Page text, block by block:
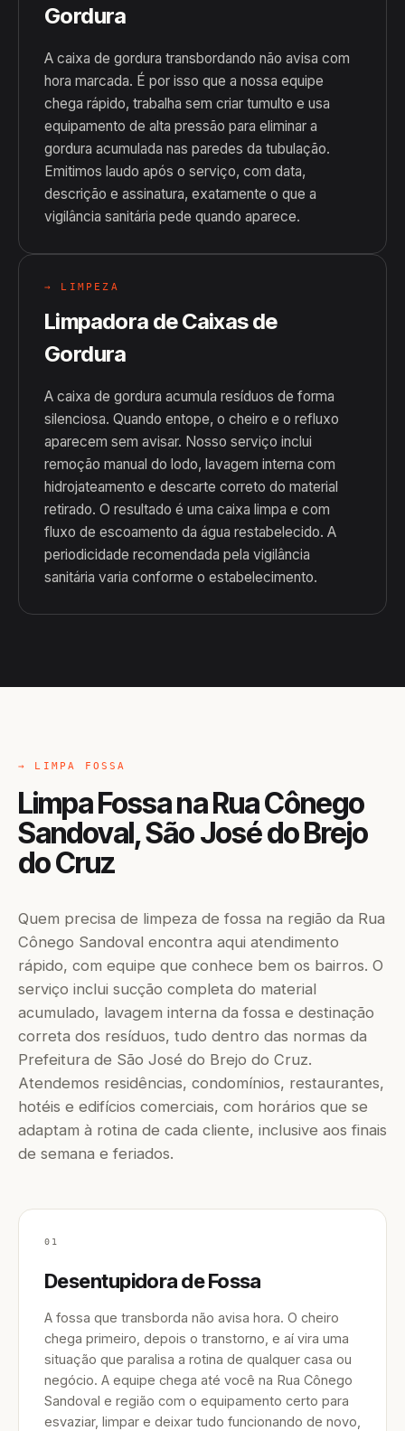
Gordura
A caixa de gordura transbordando não avisa com
hora marcada. É por isso que a nossa equipe
chega rápido, trabalha sem criar tumulto e usa
equipamento de alta pressão para eliminar a
gordura acumulada nas paredes da tubulação.
Emitimos laudo após o serviço, com data,
descrição e assinatura, exatamente o que a
vigilância sanitária pede quando aparece.
→ LIMPEZA
Limpadora de Caixas de
Gordura
A caixa de gordura acumula resíduos de forma
silenciosa. Quando entope, o cheiro e o refluxo
aparecem sem avisar. Nosso serviço inclui
remoção manual do lodo, lavagem interna com
hidrojateamento e descarte correto do material
retirado. O resultado é uma caixa limpa e com
fluxo de escoamento da água restabelecido. A
periodicidade recomendada pela vigilância
sanitária varia conforme o estabelecimento.
→ LIMPA FOSSA
Limpa Fossa na Rua Cônego
Sandoval, São José do Brejo
do Cruz
Quem precisa de limpeza de fossa na região da Rua
Cônego Sandoval encontra aqui atendimento
rápido, com equipe que conhece bem os bairros. O
serviço inclui sucção completa do material
acumulado, lavagem interna da fossa e destinação
correta dos resíduos, tudo dentro das normas da
Prefeitura de São José do Brejo do Cruz.
Atendemos residências, condomínios, restaurantes,
hotéis e edifícios comerciais, com horários que se
adaptam à rotina de cada cliente, inclusive aos finais
de semana e feriados.
01
Desentupidora de Fossa
A fossa que transborda não avisa hora. O cheiro
chega primeiro, depois o transtorno, e aí vira uma
situação que paralisa a rotina de qualquer casa ou
negócio. A equipe chega até você na Rua Cônego
Sandoval e região com o equipamento certo para
esvaziar, limpar e deixar tudo funcionando de novo,